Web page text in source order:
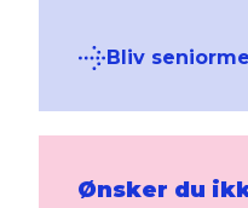
Bliv
Ønsker du